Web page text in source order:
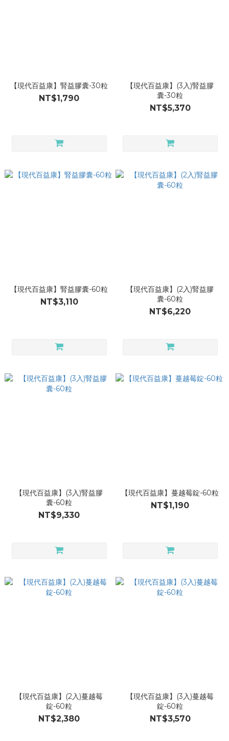
【現代百益康】腎益膠囊-30粒
NT$1,790
【現代百益康】(3入)腎益膠
囊-30粒
NT$5,370
【現代百益康】腎益膠囊-60粒
NT$3,110
【現代百益康】(2入)腎益膠
囊-60粒
NT$6,220
【現代百益康】(3入)腎益膠
囊-60粒
NT$9,330
【現代百益康】蔓越莓錠-60粒
NT$1,190
【現代百益康】(2入)蔓越莓
錠-60粒
NT$2,380
【現代百益康】(3入)蔓越莓
錠-60粒
NT$3,570